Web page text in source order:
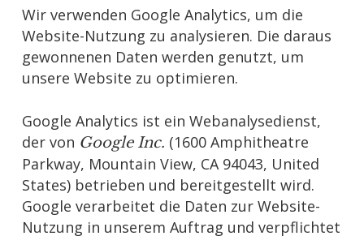
Wir verwenden Google Analytics, um die
Website-Nutzung zu analysieren. Die daraus
gewonnenen Daten werden genutzt, um
unsere Website zu optimieren.
Google Analytics ist ein Webanalysedienst,
der von Google Inc. (1600 Amphitheatre
Parkway, Mountain View, CA 94043, United
States) betrieben und bereitgestellt wird.
Google verarbeitet die Daten zur Website-
Nutzung in unserem Auftrag und verpflichtet